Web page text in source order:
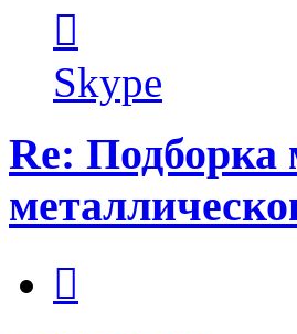
пользователя
Kirilliq
Skype
Re: Подборка